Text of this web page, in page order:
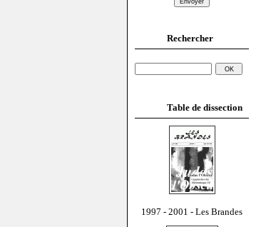
Rechercher
Table de dissection
1997 - 2001 - Les Brandes